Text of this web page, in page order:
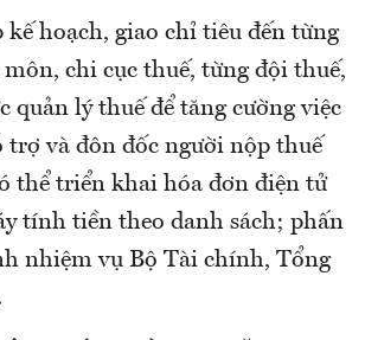
hoạch, giao chỉ tiêu đến từng
chi cục thuế, từng đội thuế,
quản lý thuế để tăng cường việc
trợ và đôn đốc người nộp thuế
thể triển khai hóa đơn điện tử
tính tiền theo danh sách; phấn
nhiệm vụ Bộ Tài chính, Tổng